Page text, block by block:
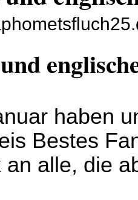
haben
Bestes
an alle, die